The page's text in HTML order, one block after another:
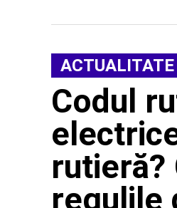
ACTUALITATE
Codul
rutieră?
regulile